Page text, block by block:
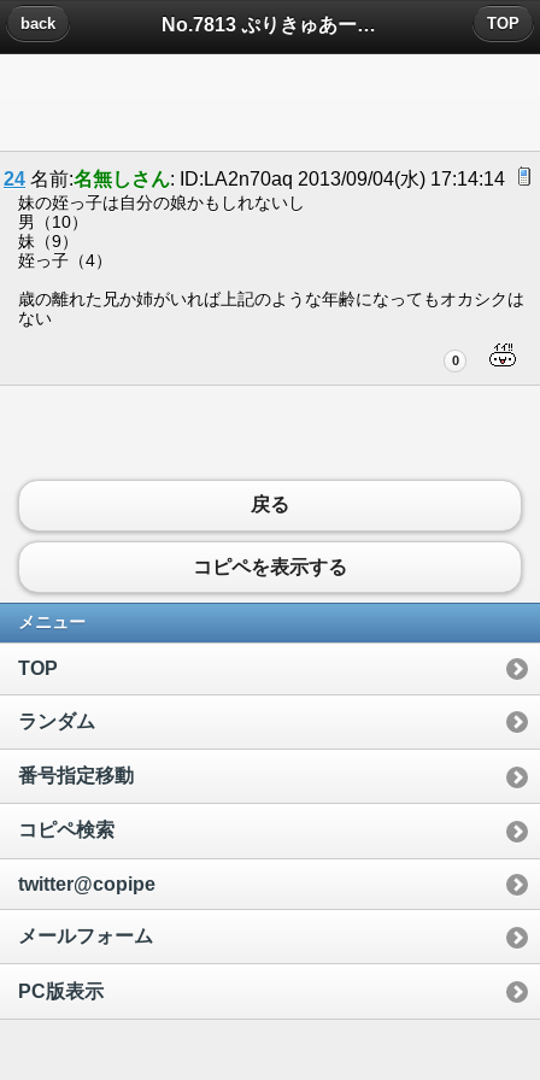
No.7813 ぷりきゅあーきゅあれもねーどー！についたコメント
back TOP
24 名前:名無しさん: ID:LA2n70aq 2013/09/04(水) 17:14:14
妹の姪っ子は自分の娘かもしれないし
男（10）
妹（9）
姪っ子（4）
歳の離れた兄か姉がいれば上記のような年齢になってもオカシクは
ない
0
戻る
コピペを表示する
メニュー
TOP
ランダム
番号指定移動
コピペ検索
twitter@copipe
メールフォーム
PC版表示